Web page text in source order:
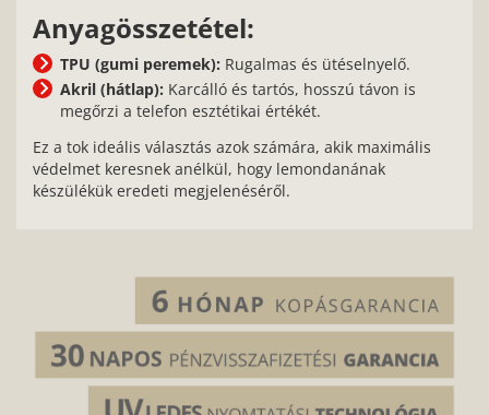
Anyagösszetétel:
TPU (gumi peremek): Rugalmas és ütéselnyelő.
Akril (hátlap): Karcálló és tartós, hosszú távon is
megőrzi a telefon esztétikai értékét.
Ez a tok ideális választás azok számára, akik maximális
védelmet keresnek anélkül, hogy lemondanának
készülékük eredeti megjelenéséről.